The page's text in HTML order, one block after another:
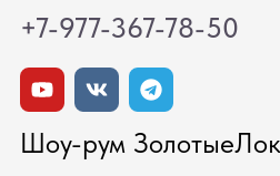
+7-977-367-78-50
Шоу-рум